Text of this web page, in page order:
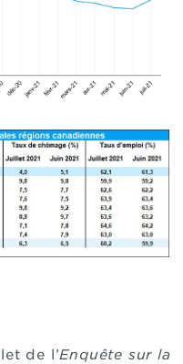
de l’Enquête sur la